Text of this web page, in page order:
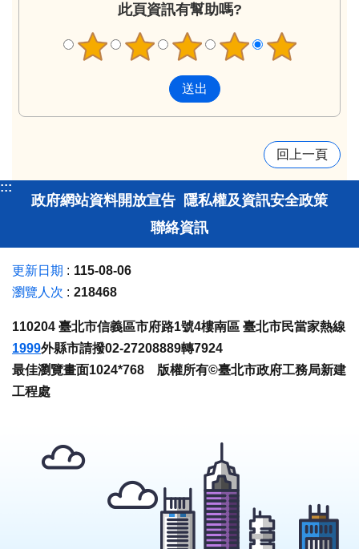
此頁資訊有幫助嗎?
回上一頁
:::
政府網站資料開放宣告 隱私權及資訊安全政策
聯絡資訊
更新日期
115-08-06
瀏覽人次
218468
110204 臺北市信義區市府路1號4樓南區 臺北市民當家熱線
1999外縣市請撥02-27208889轉7924
最佳瀏覽畫面1024*768 版權所有©臺北市政府工務局新建
工程處